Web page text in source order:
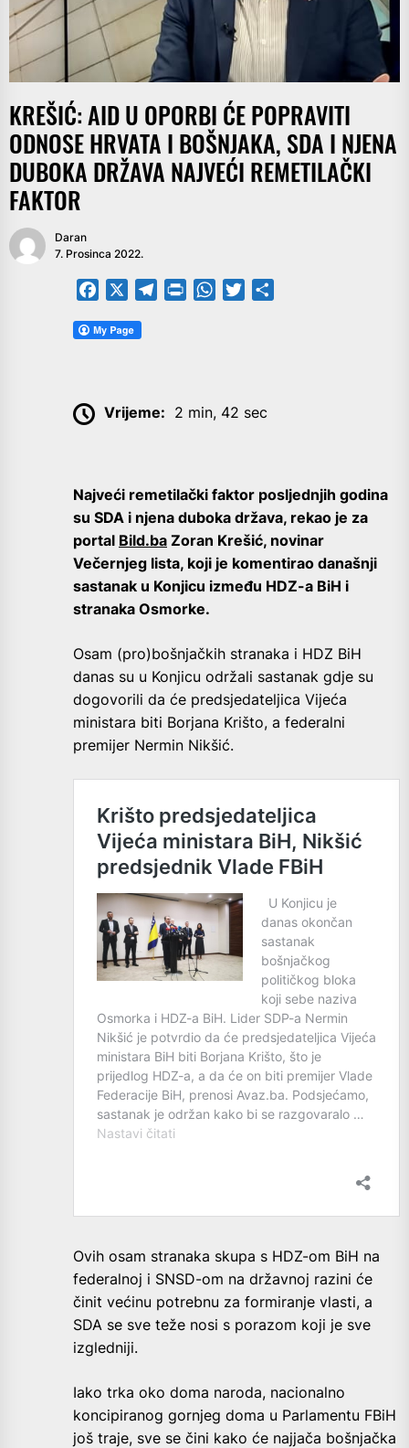
KREŠIĆ: AID U OPORBI ĆE POPRAVITI
ODNOSE HRVATA I BOŠNJAKA, SDA I NJENA
DUBOKA DRŽAVA NAJVEĆI REMETILAČKI
FAKTOR
Daran
7. Prosinca 2022.
Facebook TelegramPrintFriendly
WhatsApp
Twitter
Vrijeme: 2 min, 42 sec
Najveći remetilački faktor posljednjih godina
su SDA i njena duboka država, rekao je za
portal Bild.ba Zoran Krešić, novinar
Večernjeg lista, koji je komentirao današnji
sastanak u Konjicu između HDZ-a BiH i
stranaka Osmorke.
Osam (pro)bošnjačkih stranaka i HDZ BiH
danas su u Konjicu održali sastanak gdje su
dogovorili da će predsjedateljica Vijeća
ministara biti Borjana Krišto, a federalni
premijer Nermin Nikšić.
Ovih osam stranaka skupa s HDZ-om BiH na
federalnoj i SNSD-om na državnoj razini će
činit većinu potrebnu za formiranje vlasti, a
SDA se sve teže nosi s porazom koji je sve
izgledniji.
Iako trka oko doma naroda, nacionalno
koncipiranog gornjeg doma u Parlamentu FBiH
još traje, sve se čini kako će najjača bošnjačka